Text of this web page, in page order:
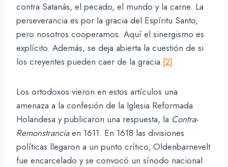
contra Satanás, el pecado, el mundo y la carne. La
perseverancia es por la gracia del Espíritu Santo,
pero nosotros cooperamos. Aquí el sinergismo es
explícito. Además, se deja abierta la cuestión de si
los creyentes pueden caer de la gracia.[2]
Los ortodoxos vieron en estos artículos una
amenaza a la confesión de la Iglesia Reformada
Holandesa y publicaron una respuesta, la Contra-
Remonstranciaen 1611. En 1618 las divisiones
políticas llegaron a un punto crítico, Oldenbarnevelt
fue encarcelado y se convocó un sínodo nacional.